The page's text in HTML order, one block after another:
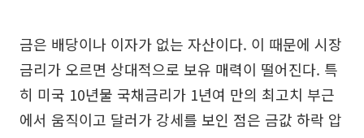
금은 배당이나 이자가 없는 자산이다. 이 때문에 시장
금리가 오르면 상대적으로 보유 매력이 떨어진다. 특
히 미국 10년물 국채금리가 1년여 만의 최고치 부근
에서 움직이고 달러가 강세를 보인 점은 금값 하락 압